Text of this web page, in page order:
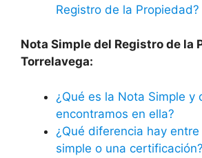
Registro de la Propiedad?
Nota Simple del Registro de la
Torrelavega:
¿Qué es la Nota Simple y
encontramos en ella?
¿Qué diferencia hay
simple o una certificación?